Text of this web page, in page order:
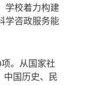
学校着力构建
学咨政服务能
。从国家社
中国历史、民